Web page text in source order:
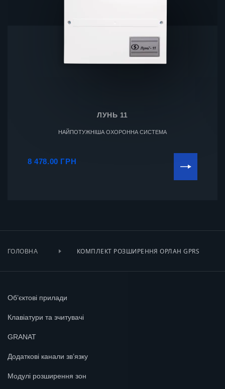
ЛУНЬ 11
НАЙПОТУЖНІША ОХОРОННА СИСТЕМА
8 478.00 ГРН
ГОЛОВНА КОМПЛЕКТ РОЗШИРЕННЯ ОРЛАН GPRS
Об’єктові прилади
Клавіатури та зчитувачі
GRANAT
Додаткові канали зв’язку
Модулі розширення зон